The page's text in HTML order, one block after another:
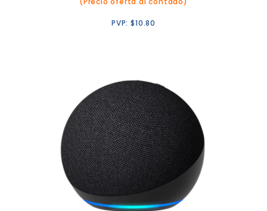
PVP:$10.80